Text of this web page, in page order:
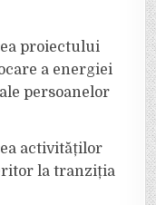
proiectului
a energiei
persoanelor
activităților
la tranziția